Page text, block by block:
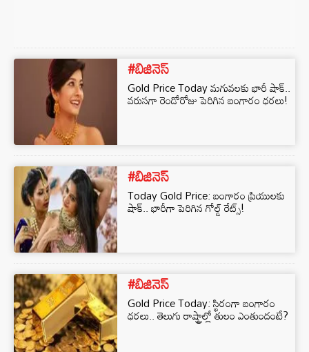
#బిజినెస్‌
Gold Price Today మగువలకు భారీ షాక్..
వరుసగా రెండోరోజు పెరిగిన బంగారం ధరలు!
#బిజినెస్‌
Today Gold Price: బంగారం ప్రియులకు
షాక్.. భారీగా పెరిగిన గోల్డ్ రేట్స్!
#బిజినెస్‌
Gold Price Today: స్థిరంగా బంగారం
ధరలు.. తెలుగు రాష్ట్రాల్లో తులం ఎంతుందంటే?